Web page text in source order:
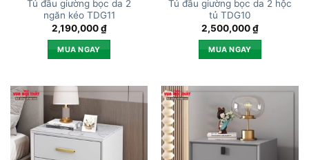
Tủ đầu giường bọc da 2
ngăn kéo TDG11
2,190,000₫
MUA NGAY
Tủ đầu giường bọc da 2 hộc
tủ TDG10
2,500,000₫
MUA NGAY